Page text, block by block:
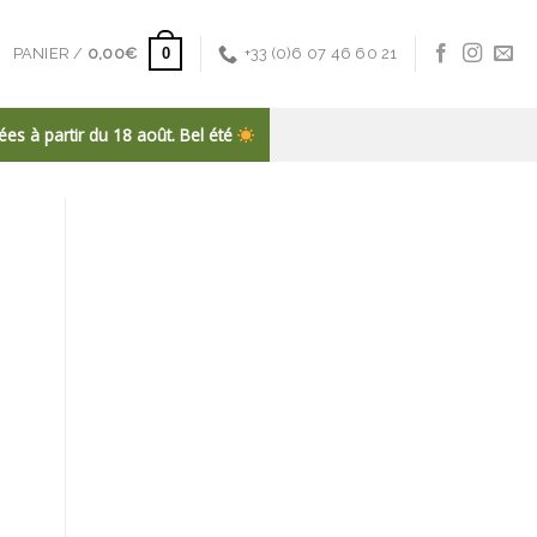
PANIER / 0,00€ 0 +33 (0)6 07 46 60 21
à partir du 18 août. Bel été